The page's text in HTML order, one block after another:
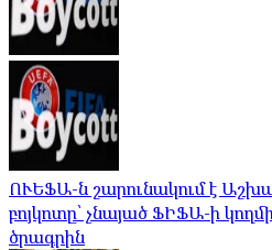
ՈՒԵՖԱ-ն շարունակում է
բոյկոտը՝ չնայած ՖԻՖԱ-ի
ծրագրին